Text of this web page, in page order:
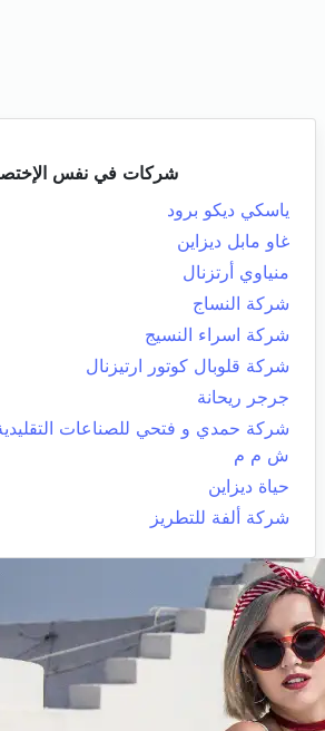
شركات في نفس
ياسكي ديكو برود
غاو مابل ديزاين
منياوي أرتزنال
شركة النساج
شركة اسراء النسيج
شركة قلوبال كوتور ارتيزنال
جرجر ريحانة
شركة حمدي و فتحي للصناعات
ش م م
حياة ديزاين
شركة ألفة للتطريز